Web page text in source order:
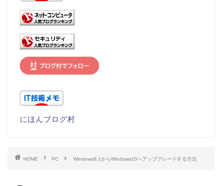
にほんブログ村
HOME PC Windows8.1からWindows10へアップグレードする方法